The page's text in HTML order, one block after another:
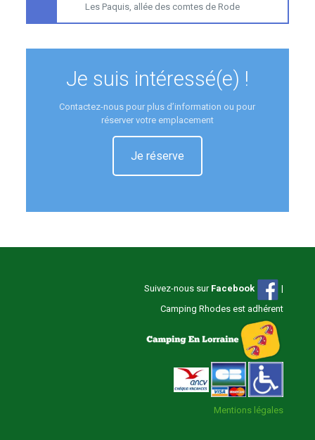
Les Paquis, allée des comtes de Rode
Je suis intéressé(e) !
Contactez-nous pour plus d’information ou pour
réserver votre emplacement
Je réserve
Suivez-nous sur Facebook
|
Camping Rhodes est adhérent
Mentions légales